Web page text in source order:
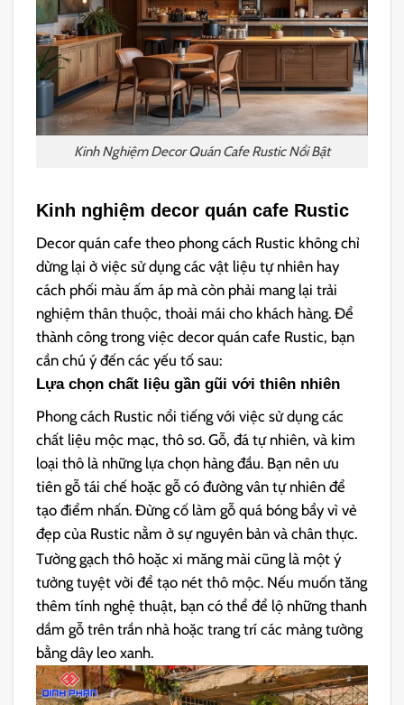
Kinh Nghiệm Decor Quán Cafe Rustic Nổi Bật
Kinh nghiệm decor quán cafe Rustic
Decor quán cafe theo phong cách Rustic không chỉ
dừng lại ở việc sử dụng các vật liệu tự nhiên hay
cách phối màu ấm áp mà còn phải mang lại trải
nghiệm thân thuộc, thoải mái cho khách hàng. Để
thành công trong việc decor quán cafe Rustic, bạn
cần chú ý đến các yếu tố sau:
Lựa chọn chất liệu gần gũi với thiên nhiên
Phong cách Rustic nổi tiếng với việc sử dụng các
chất liệu mộc mạc, thô sơ. Gỗ, đá tự nhiên, và kim
loại thô là những lựa chọn hàng đầu. Bạn nên ưu
tiên gỗ tái chế hoặc gỗ có đường vân tự nhiên để
tạo điểm nhấn. Đừng cố làm gỗ quá bóng bẩy vì vẻ
đẹp của Rustic nằm ở sự nguyên bản và chân thực.
Tường gạch thô hoặc xi măng mài cũng là một ý
tưởng tuyệt vời để tạo nét thô mộc. Nếu muốn tăng
thêm tính nghệ thuật, bạn có thể để lộ những thanh
dầm gỗ trên trần nhà hoặc trang trí các mảng tường
bằng dây leo xanh.